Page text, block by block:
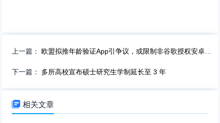
上一篇：欧盟拟推年龄验证App引争议，或限制非谷歌授权安卓系统使用
下一篇： 多所高校宣布硕士研究生学制延长至 3 年
 相关文章